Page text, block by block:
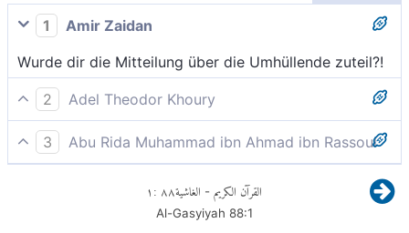
1
Amir Zaidan
Wurde dir die Mitteilung über die Umhüllende zuteil?!
2
Adel Theodor Khoury
Ist die Geschichte von der alles bedeckenden
Katastrophe zu dir. gelangt?
3
Abu Rida Muhammad ibn Ahmad ibn Rassoul
القرآن الكريم - الغاشية٨٨:١
Al-Gasyiyah 88:1